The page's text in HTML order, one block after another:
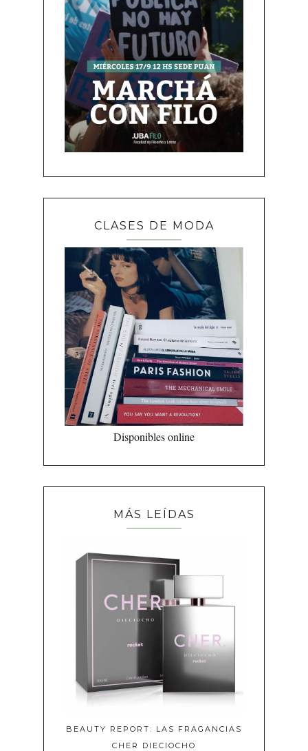
CLASES DE MODA
Disponibles online
MÁS LEÍDAS
BEAUTY REPORT: LAS FRAGANCIAS
CHER DIECIOCHO